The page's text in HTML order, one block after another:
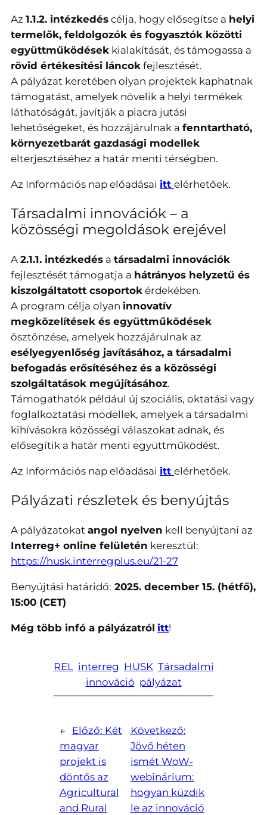
Az 1.1.2. intézkedés célja, hogy elősegítse a helyi
termelők, feldolgozók és fogyasztók közötti
együttműködések kialakítását, és támogassa a
rövid értékesítési láncok fejlesztését.
A pályázat keretében olyan projektek kaphatnak
támogatást, amelyek növelik a helyi termékek
láthatóságát, javítják a piacra jutási
lehetőségeket, és hozzájárulnak a fenntartható,
környezetbarát gazdasági modellek
elterjesztéséhez a határ menti térségben.
Az Információs nap előadásai itt elérhetőek.
Társadalmi innovációk – a
közösségi megoldások erejével
A 2.1.1. intézkedés a társadalmi innovációk
fejlesztését támogatja a hátrányos helyzetű és
kiszolgáltatott csoportok érdekében.
A program célja olyan innovatív
megközelítések és együttműködések
ösztönzése, amelyek hozzájárulnak az
esélyegyenlőség javításához, a társadalmi
befogadás erősítéséhez és a közösségi
szolgáltatások megújításához.
Támogathatók például új szociális, oktatási vagy
foglalkoztatási modellek, amelyek a társadalmi
kihívásokra közösségi válaszokat adnak, és
elősegítik a határ menti együttműködést.
Az Információs nap előadásai itt elérhetőek.
Pályázati részletek és benyújtás
A pályázatokat angol nyelven kell benyújtani az
Interreg+ online felületén keresztül:
https://husk.interregplus.eu/21-27
Benyújtási határidő: 2025. december 15. (hétfő),
15:00 (CET)
Még több infó a pályázatról itt!
REL interreg HUSK Társadalmi
innováció pályázat
← Előző: Két
magyar
projekt is
döntős az
Agricultural
and Rural
Következő:
Jövő héten
ismét WoW-
webinárium:
hogyan küzdik
le az innováció